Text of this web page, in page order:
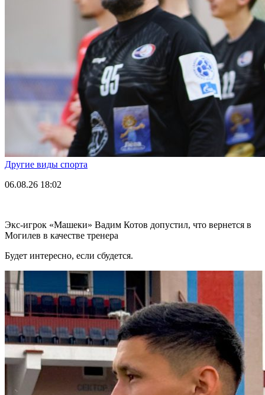
Другие виды спорта
06.08.26 18:02
Экс-игрок «Машеки» Вадим Котов допустил, что вернется в
Могилев в качестве тренера
Будет интересно, если сбудется.